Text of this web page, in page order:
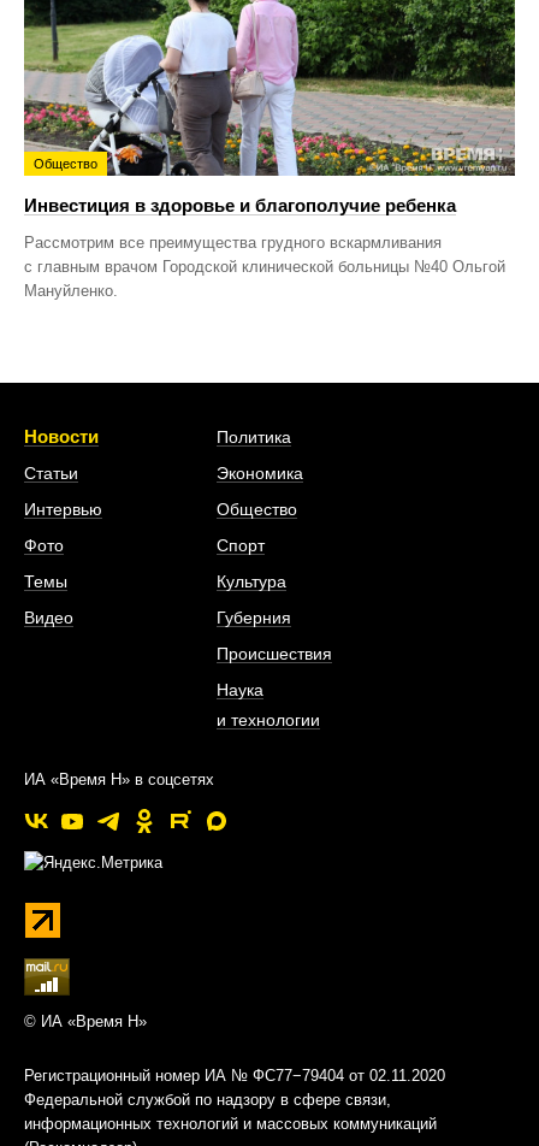
Общество
Инвестиция в здоровье и благополучие ребенка
Рассмотрим все преимущества грудного вскармливания
с главным врачом Городской клинической больницы №40 Ольгой
Мануйленко.
Новости
Статьи
Интервью
Фото
Темы
Видео
Политика
Экономика
Общество
Спорт
Культура
Губерния
Происшествия
Наука
и технологии
ИА «Время Н» в соцсетях
© ИА «Время Н»
Регистрационный номер ИА № ФС77−79404 от 02.11.2020
Федеральной службой по надзору в сфере связи,
информационных технологий и массовых коммуникаций